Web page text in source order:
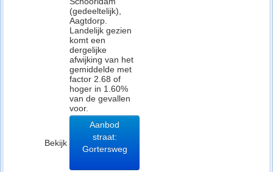
(gedeeltelijk),
Aagtdorp.
Landelijk gezien
komt een
dergelijke
afwijking van het
gemiddelde met
factor 2.68 of
hoger in 1.60%
van de gevallen
voor.
Bekijk
Aanbod
straat:
Gortersweg